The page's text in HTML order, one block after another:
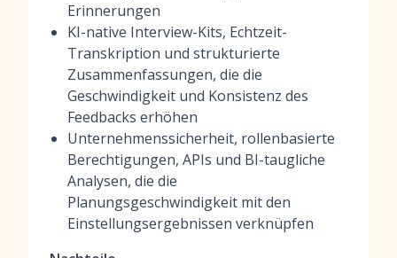
Erinnerungen
KI-native Interview-Kits, Echtzeit-
Transkription und strukturierte
Zusammenfassungen, die die
Geschwindigkeit und Konsistenz des
Feedbacks erhöhen
Unternehmenssicherheit, rollenbasierte
Berechtigungen, APIs und BI-taugliche
Analysen, die die
Planungsgeschwindigkeit mit den
Einstellungsergebnissen verknüpfen